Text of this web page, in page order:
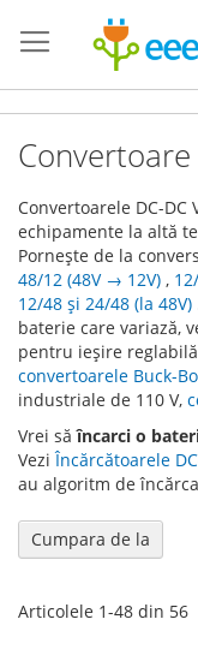
la
Continut
Convertoare
Convertoarele DC-
echipamente la altă
Pornește de la
48/12 (48V → 12V) ,
12/48 și 24/48 (la 48V)
baterie care variază,
pentru ieșire
convertoarele Buck-
industriale de 110 V,
Vrei săîncarci o
VeziÎncărcătoarele
au algoritm de
Articolele 1-48 din 56
Cumpara de la